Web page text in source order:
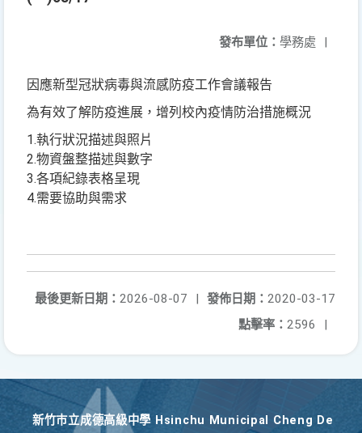
發布單位： 學務處 |
因應新型冠狀病毒與流感防疫工作會議報告
為有效了解防疫進展，增列校內疫情防治措施概況
1.執行狀況描述與照片
2.物資盤整描述與數字
3.各項紀錄表格呈現
4.需要協助與需求
發佈日期： 2020-03-17
最後更新日期： 2026-08-07
|
點擊率： 2596 |
新竹巿立成德高級中學 Hsinchu Municipal Cheng De